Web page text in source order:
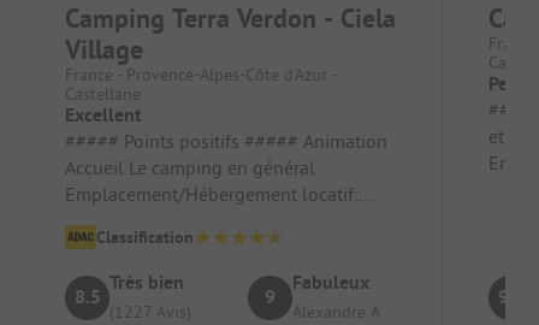
Camping Terra Verdon - Ciela
Village
France - Provence-Alpes-Côte d'Azur -
Castellane
Excellent
##### Points positifs ##### Animation
Accueil Le camping en général
Emplacement/Hébergement locatif:
Présence ventilo Emplacement sans vis à
vis #...
Classification
8.5
Très bien
(1227 Avis)
9
Fabuleux
Alexandre A
Petit
#####
et la
9.4